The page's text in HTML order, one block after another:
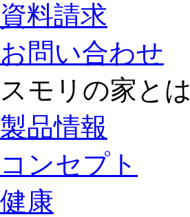
資料請求
お問い合わせ
スモリの家とは
製品情報
コンセプト
健康